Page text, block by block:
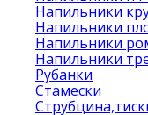
Напильники
Напильники
Напильники
Напильники
Рубанки
Стамески